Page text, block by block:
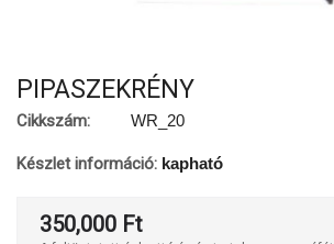
PIPASZEKRÉNY
Cikkszám: WR_20
Készlet információ: kapható
350,000 Ft